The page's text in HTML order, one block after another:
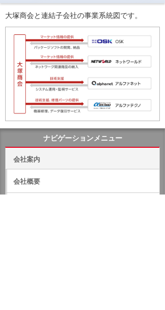
大塚商会と連結子会社の事業系統図です。
ナビゲーションメニュー
会社案内
会社概要